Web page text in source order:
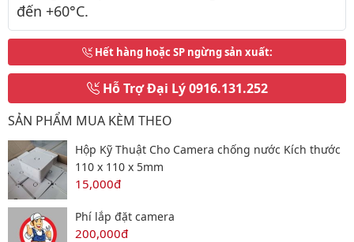
đến +60°C.
Hết hàng hoặc SP ngừng sản xuất:
Hỗ Trợ Đại Lý0916.131.252
SẢN PHẨM MUA KÈM THEO
Hộp Kỹ Thuật Cho Camera chống nước Kích thước
110 x 110 x 5mm
15,000đ
Phí lắp đặt camera
200,000đ